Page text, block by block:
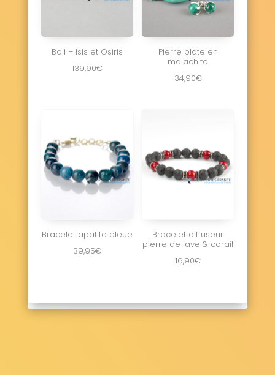
Boji – Isis et Osiris
139,90€
Pierre plate en
malachite
34,90€
Bracelet apatite bleue
39,95€
Bracelet diffuseur
pierre de lave & corail
16,90€